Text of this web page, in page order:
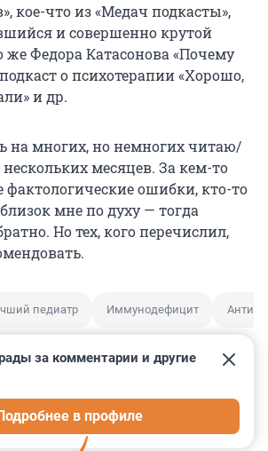
кое-что из «Медач подкасты»,
и совершенно крутой
же Федора Катасонова «Почему
о психотерапии «Хорошо,
и др.
на многих, но немногих читаю/
месяцев. За кем-то
ошибки, кто-то
мне по духу — тогда
Но тех, кого перечислил,
педиатр Иммунодефицит
7
за комментарии и другие
в профиле